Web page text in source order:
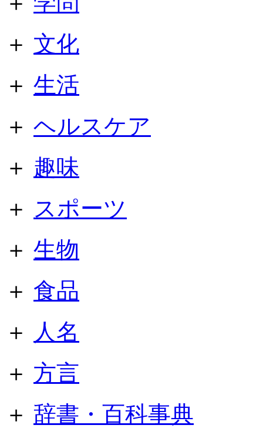
＋ 文化
＋ 生活
＋ ヘルスケア
＋ 趣味
＋ スポーツ
＋ 生物
＋ 食品
＋
人名
＋ 方言
＋ 辞書・百科事典